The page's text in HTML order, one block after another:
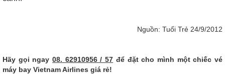
Nguồn: Tuổi Trẻ 24/9/2012
Hãy gọi ngay08. 62910956 / 57 để đặt cho mình một chiếc vé
máy bay Vietnam Airlines giá rẻ!